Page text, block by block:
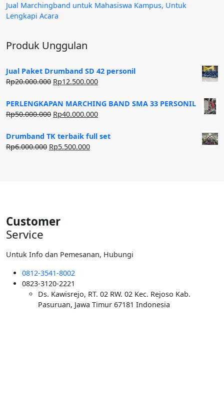
Jual Marchingband untuk Mahasiswa Kampus, Untuk
Lengkapi Acara
Produk Unggulan
Jual Paket Drumband SD 42 personil
Rp20.000.000 Harga
adalah:
Rp20.000.000.
Rp12.500.000Harga
ini
adalah:
PERLENGKAPAN MARCHING BAND SMA 33 PERSONIL
Rp50.000.000 Harga
adalah:
Rp50.000.000.
Rp40.000.000Harga
ini
Drumband TK terbaik full set
Rp6.000.000 Harga
Rp5.500.000Harga
Customer
Service
Untuk Info dan Pemesanan, Hubungi
0812-3541-8002
0823-3120-2221
Ds. Kawisrejo, RT. 02 RW. 02 Kec. Rejoso Kab.
Pasuruan, Jawa Timur 67181 Indonesia